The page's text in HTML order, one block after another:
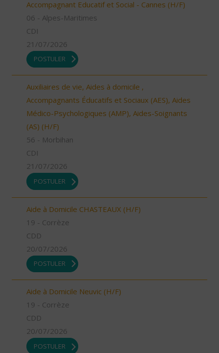
Accompagnant Educatif et Social - Cannes (H/F)
06 - Alpes-Maritimes
CDI
21/07/2026
POSTULER
Auxiliaires de vie, Aides à domicile ,
Accompagnants Éducatifs et Sociaux (AES), Aides
Médico-Psychologiques (AMP), Aides-Soignants
(AS) (H/F)
56 - Morbihan
CDI
21/07/2026
POSTULER
Aide à Domicile CHASTEAUX (H/F)
19 - Corrèze
CDD
20/07/2026
POSTULER
Aide à Domicile Neuvic (H/F)
19 - Corrèze
CDD
20/07/2026
POSTULER